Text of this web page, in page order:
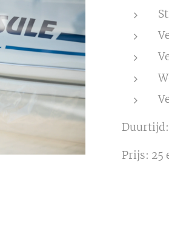
Prijs: 25